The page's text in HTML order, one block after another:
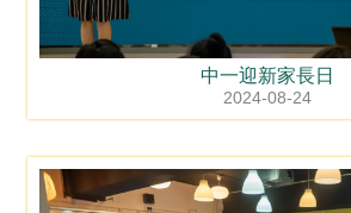
中一迎新家長日
2024-08-24